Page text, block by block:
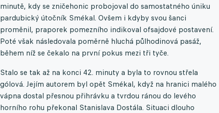
minutě, kdy se zničehonic probojoval do samostatného úniku
pardubický útočník Smékal. Ovšem i kdyby svou šanci
proměnil, praporek pomezního indikoval ofsajdové postavení.
Poté však následovala poměrně hluchá půlhodinová pasáž,
během níž se čekalo na první pokus mezi tři tyče.
Stalo se tak až na konci 42. minuty a byla to rovnou střela
gólová. Jejím autorem byl opět Smékal, když na hranici malého
vápna dostal přesnou přihrávku a tvrdou ránou do levého
horního rohu překonal Stanislava Dostála. Situaci dlouho